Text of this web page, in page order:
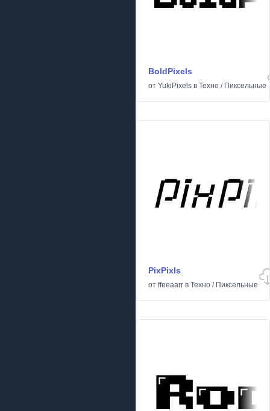
BoldPixels
от YukiPixels в Техно / Пиксельные
PixPixls
от ffeeaarr в Техно / Пиксельные